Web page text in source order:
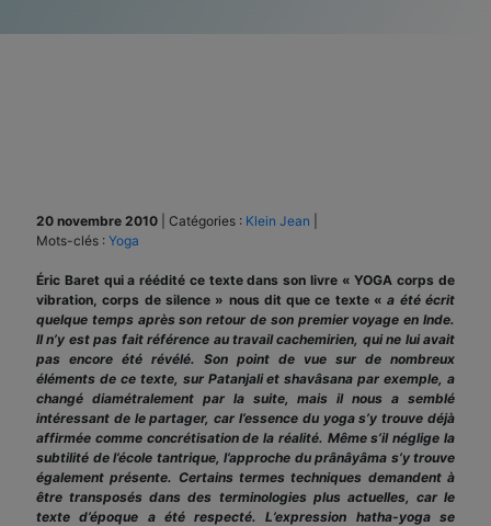
20 novembre 2010 Catégories : Klein Jean
Mots-clés : Yoga
Éric Baret qui a réédité ce texte dans son livre « YOGA corps de
vibration, corps de silence » nous dit que ce texte «a été écrit
quelque temps après son retour de son premier voyage en Inde.
Il n’y est pas fait référence au travail cachemirien, qui ne lui avait
pas encore été révélé. Son point de vue sur de nombreux
éléments de ce texte, sur Patanjali et shavâsana par exemple, a
changé diamétralement par la suite, mais il nous a semblé
intéressant de le partager, car l’essence du yoga s’y trouve déjà
affirmée comme concrétisation de la réalité. Même s’il néglige la
subtilité de l’école tantrique, l’approche du prânâyâma s’y trouve
également présente. Certains termes techniques demandent à
être transposés dans des terminologies plus actuelles, car le
texte d’époque a été respecté. L’expression hatha-yoga se